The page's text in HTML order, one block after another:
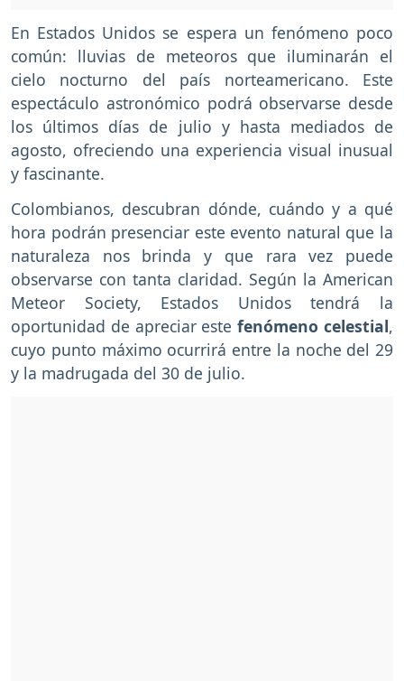
En Estados Unidos se espera un fenómeno poco
común: lluvias de meteoros que iluminarán el
cielo nocturno del país norteamericano. Este
espectáculo astronómico podrá observarse desde
los últimos días de julio y hasta mediados de
agosto, ofreciendo una experiencia visual inusual
y fascinante.
Colombianos, descubran dónde, cuándo y a qué
hora podrán presenciar este evento natural que la
naturaleza nos brinda y que rara vez puede
observarse con tanta claridad. Según la American
Meteor Society, Estados Unidos tendrá la
oportunidad de apreciar estefenómeno celestial,
cuyo punto máximo ocurrirá entre la noche del 29
y la madrugada del 30 de julio.